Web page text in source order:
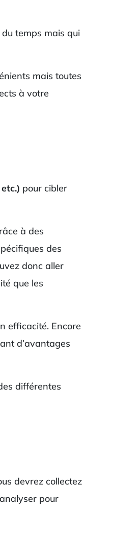
temps mais qui
mais toutes
à votre
pour cibler
à des
des
donc aller
que les
efficacité. Encore
d’avantages
différentes
devrez collectez
pour